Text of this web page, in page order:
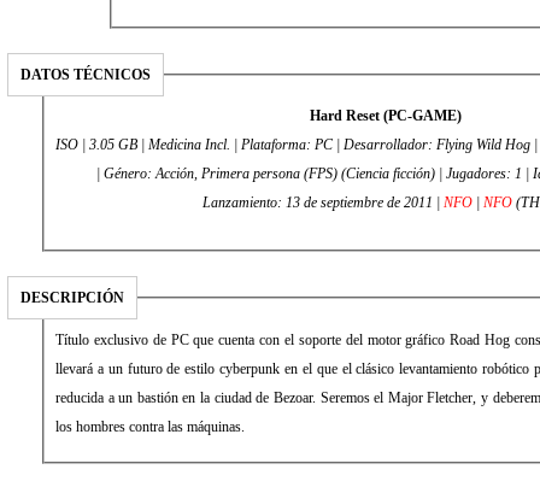
DATOS TÉCNICOS
Hard Reset (PC-GAME)
ISO | 3.05 GB | Medicina Incl. | Plataforma: PC | Desarrollador: Flying Wild Hog | Distribuidor: Flying Wild Hog
| Género: Acción, Primera persona (FPS) (Ciencia ficción) | Jugadores: 1 | Idioma: Inglés, Alemán |
Lanzamiento: 13 de septiembre de 2011 | NFO | NFO
DESCRIPCIÓN
Título exclusivo de PC que cuenta con el soporte del motor gráfico Road Hog
llevará a un futuro de estilo cyberpunk en el que el clásico levantamiento robótico
reducida a un bastión en la ciudad de Bezoar. Seremos el Major Fletcher, y
los hombres contra las máquinas.